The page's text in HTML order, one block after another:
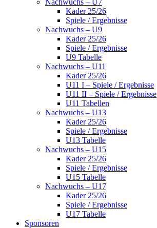
Nachwuchs – U7
Kader 25/26
Spiele / Ergebnisse
Nachwuchs – U9
Kader 25/26
Spiele / Ergebnisse
U9 Tabelle
Nachwuchs – U11
Kader 25/26
U11 I – Spiele / Ergebnisse
U11 II – Spiele / Ergebnisse
U11 Tabellen
Nachwuchs – U13
Kader 25/26
Spiele / Ergebnisse
U13 Tabelle
Nachwuchs – U15
Kader 25/26
Spiele / Ergebnisse
U15 Tabelle
Nachwuchs – U17
Kader 25/26
Spiele / Ergebnisse
U17 Tabelle
Sponsoren